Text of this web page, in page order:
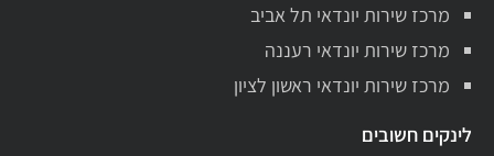
מרכז שירות יונדאי תל אביב
מרכז שירות יונדאי רעננה
מרכז שירות יונדאי ראשון לציון
לינקים חשובים